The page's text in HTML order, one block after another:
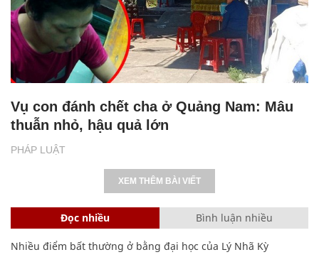
PHÁP LUẬT
Vụ con đánh chết cha ở Quảng Nam: Mâu
thuẫn nhỏ, hậu quả lớn
XEM THÊM BÀI VIẾT
Đọc nhiều Bình luận nhiều
Nhiều điểm bất thường ở bằng đại học của Lý Nhã Kỳ